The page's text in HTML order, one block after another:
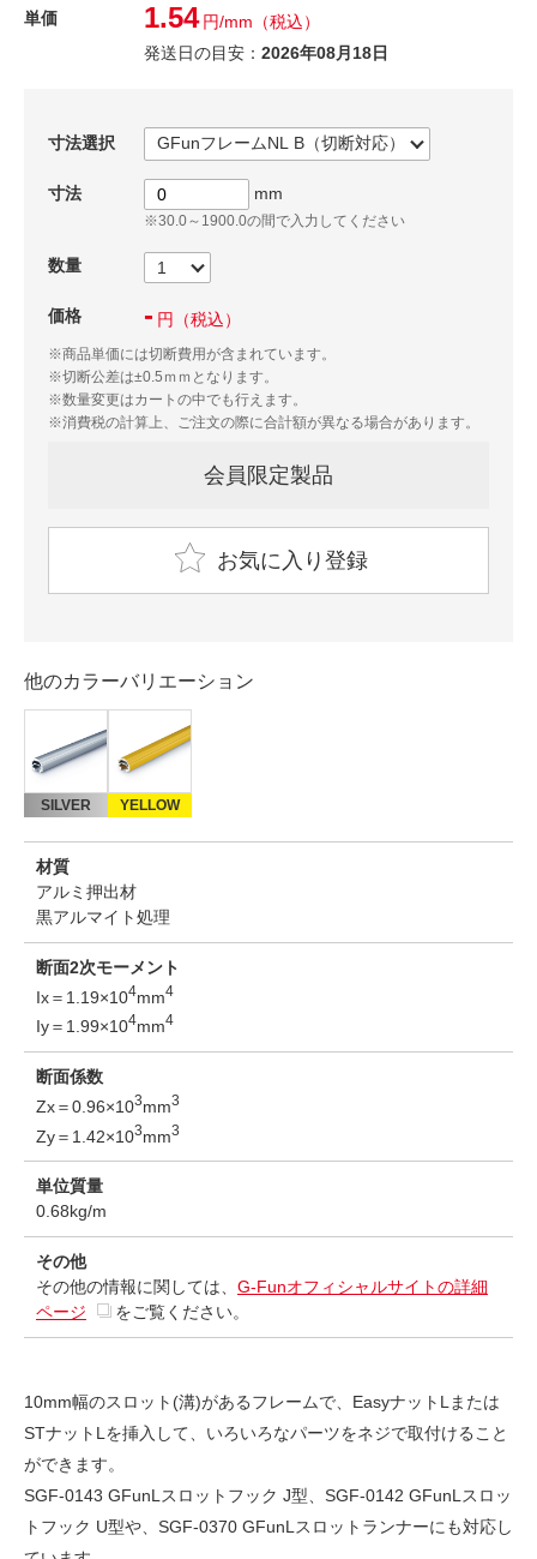
単価 1.54 円/mm （税込）
発送日の目安： 2026年08月18日
寸法選択
寸法 mm
※30.0～1900.0の間で入力してください
数量
価格 - 円 （税込）
※商品単価には切断費用が含まれています。
※切断公差は±0.5ｍｍとなります。
※数量変更はカートの中でも行えます。
※消費税の計算上、ご注文の際に合計額が異なる場合があります。
会員限定製品
お気に入り登録
他のカラーバリエーション
SILVER YELLOW
材質
アルミ押出材
黒アルマイト処理
断面2次モーメント
Ix＝1.19×104mm4
Iy＝1.99×104mm4
断面係数
Zx＝0.96×103mm3
Zy＝1.42×103mm3
単位質量
0.68kg/m
その他
その他の情報に関しては、 G-Funオフィシャルサイトの詳細
ページ
をご覧ください。
10mm幅のスロット(溝)があるフレームで、EasyナットLまたは
STナットLを挿入して、いろいろなパーツをネジで取付けること
ができます。
SGF-0143 GFunLスロットフック J型、SGF-0142 GFunLスロッ
トフック U型や、SGF-0370 GFunLスロットランナーにも対応し